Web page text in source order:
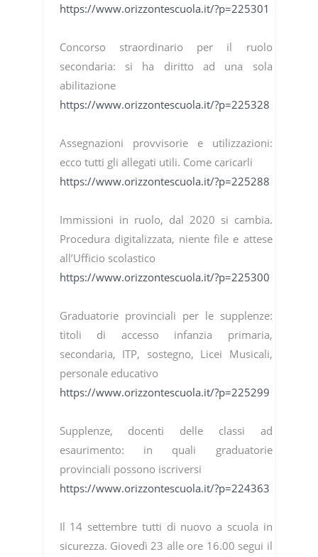
https://www.orizzontescuola.it/?p=225301
Concorso straordinario per il ruolo
secondaria: si ha diritto ad una sola
abilitazione
https://www.orizzontescuola.it/?p=225328
Assegnazioni provvisorie e utilizzazioni:
ecco tutti gli allegati utili. Come caricarli
https://www.orizzontescuola.it/?p=225288
Immissioni in ruolo, dal 2020 si cambia.
Procedura digitalizzata, niente file e attese
all’Ufficio scolastico
https://www.orizzontescuola.it/?p=225300
Graduatorie provinciali per le supplenze:
titoli di accesso infanzia primaria,
secondaria, ITP, sostegno, Licei Musicali,
personale educativo
https://www.orizzontescuola.it/?p=225299
Supplenze, docenti delle classi ad
esaurimento: in quali graduatorie
provinciali possono iscriversi
https://www.orizzontescuola.it/?p=224363
Il 14 settembre tutti di nuovo a scuola in
sicurezza. Giovedì 23 alle ore 16.00 segui il